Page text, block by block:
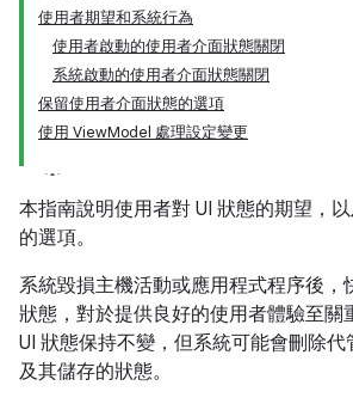
使用者期望和系統行為
使用者啟動的使用者介面狀態關閉
系統啟動的使用者介面狀態關閉
保留使用者介面狀態的選項
使用 ViewModel 處理設定變更
本指南說明使用者對 UI 狀態的期望，
的選項。
系統毀損主機活動或應用程式程序後，
狀態，對於提供良好的使用者體驗至關
UI 狀態保持不變，但系統可能會刪除
及其儲存的狀態。